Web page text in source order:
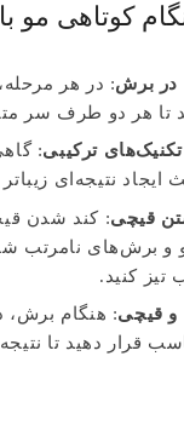
کوتاهی مو
در برش: در هر
تا هر دو طرف سر
تکنیک‌های ترکیبی:
ایجاد نتیجه‌ای
قیچی: کند شدن
برش‌های نامرتب
تیز کنید.
و قیچی: هنگام برش،
قرار دهید تا